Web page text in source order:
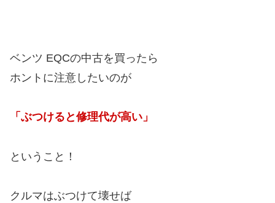
ベンツ EQCの中古を買ったら
ホントに注意したいのが
「ぶつけると修理代が高い」
ということ！
クルマはぶつけて壊せば